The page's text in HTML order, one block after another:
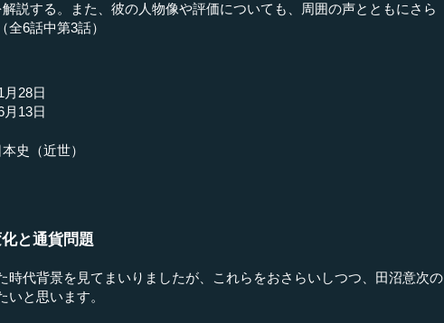
説する。また、彼の人物像や評価についても、周囲の声とともにさら
全6話中第3話）
月28日
月13日
本史（近世）
と通貨問題
代背景を見てまいりましたが、これらをおさらいしつつ、田沼意次の
いと思います。